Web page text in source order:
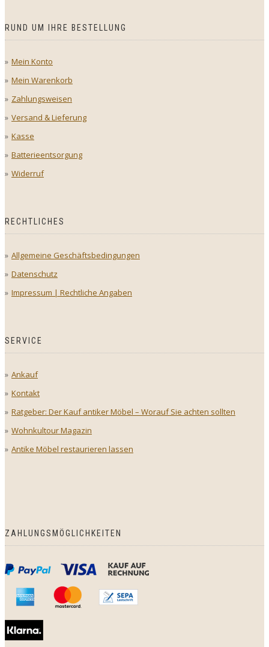
RUND UM IHRE BESTELLUNG
Mein Konto
Mein Warenkorb
Zahlungsweisen
Versand & Lieferung
Kasse
Batterieentsorgung
Widerruf
RECHTLICHES
Allgemeine Geschäftsbedingungen
Datenschutz
Impressum | Rechtliche Angaben
SERVICE
Ankauf
Kontakt
Ratgeber: Der Kauf antiker Möbel – Worauf Sie achten sollten
Wohnkultour Magazin
Antike Möbel restaurieren lassen
ZAHLUNGSMÖGLICHKEITEN